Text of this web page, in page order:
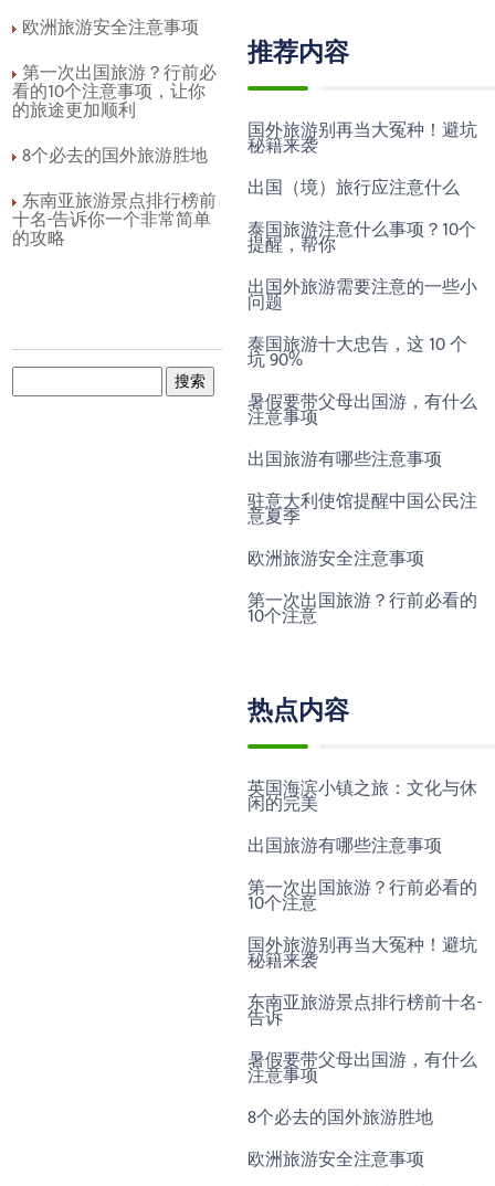
欧洲旅游安全注意事项
第一次出国旅游？行前必
看的10个注意事项，让你
的旅途更加顺利
8个必去的国外旅游胜地
东南亚旅游景点排行榜前
十名-告诉你一个非常简单
的攻略
推荐内容
国外旅游别再当大冤种！避坑
秘籍来袭
出国（境）旅行应注意什么
泰国旅游注意什么事项？10个
提醒，帮你
出国外旅游需要注意的一些小
问题
泰国旅游十大忠告，这 10 个
坑 90%
暑假要带父母出国游，有什么
注意事项
出国旅游有哪些注意事项
驻意大利使馆提醒中国公民注
意夏季
欧洲旅游安全注意事项
第一次出国旅游？行前必看的
10个注意
热点内容
英国海滨小镇之旅：文化与休
闲的完美
出国旅游有哪些注意事项
第一次出国旅游？行前必看的
10个注意
国外旅游别再当大冤种！避坑
秘籍来袭
东南亚旅游景点排行榜前十名-
告诉
暑假要带父母出国游，有什么
注意事项
8个必去的国外旅游胜地
欧洲旅游安全注意事项